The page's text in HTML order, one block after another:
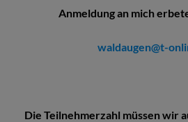
Anmeldung an mich
waldaugen@t-
Die Teilnehmerzahl müssen wir